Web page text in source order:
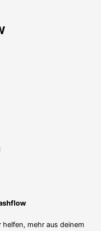
mehr aus deinem